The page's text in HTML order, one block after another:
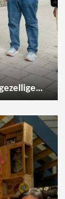
Geniet van de zomer tijdens een gezellige wandeling